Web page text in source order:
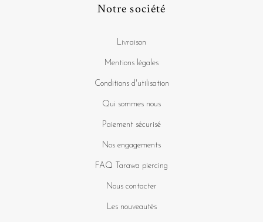
Notre société
Livraison
Mentions légales
Conditions d'utilisation
Qui sommes nous
Paiement sécurisé
Nos engagements
FAQ Tarawa piercing
Nous contacter
Les nouveautés